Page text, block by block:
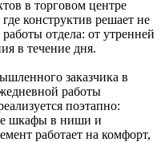
в торговом центре
конструктив решает не
отдела: от утренней
в течение дня.
заказчика в
работы
поэтапно:
шкафы в ниши и
работает на комфорт,